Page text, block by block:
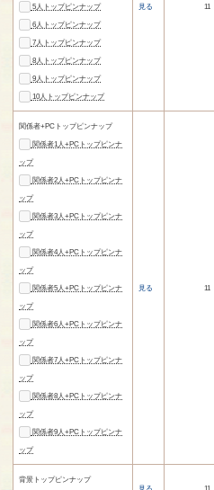
5人トップピンナップ
6人トップピンナップ
7人トップピンナップ
8人トップピンナップ
9人トップピンナップ
10人トップピンナップ
見る 11
関係者+PCトップピンナップ
関係者1人+PCトップピンナ
ップ
関係者2人+PCトップピンナ
ップ
関係者3人+PCトップピンナ
ップ
関係者4人+PCトップピンナ
ップ
関係者5人+PCトップピンナ
ップ
関係者6人+PCトップピンナ
ップ
関係者7人+PCトップピンナ
ップ
関係者8人+PCトップピンナ
ップ
関係者9人+PCトップピンナ
ップ
見る 11
背景トップピンナップ
見る
11